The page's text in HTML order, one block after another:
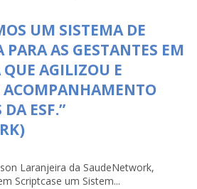
UM SISTEMA DE
PARA AS GESTANTES EM
AGILIZOU E
ESF.”
Laranjeira da SaudeNetwork,
Scriptcase um Sistem...